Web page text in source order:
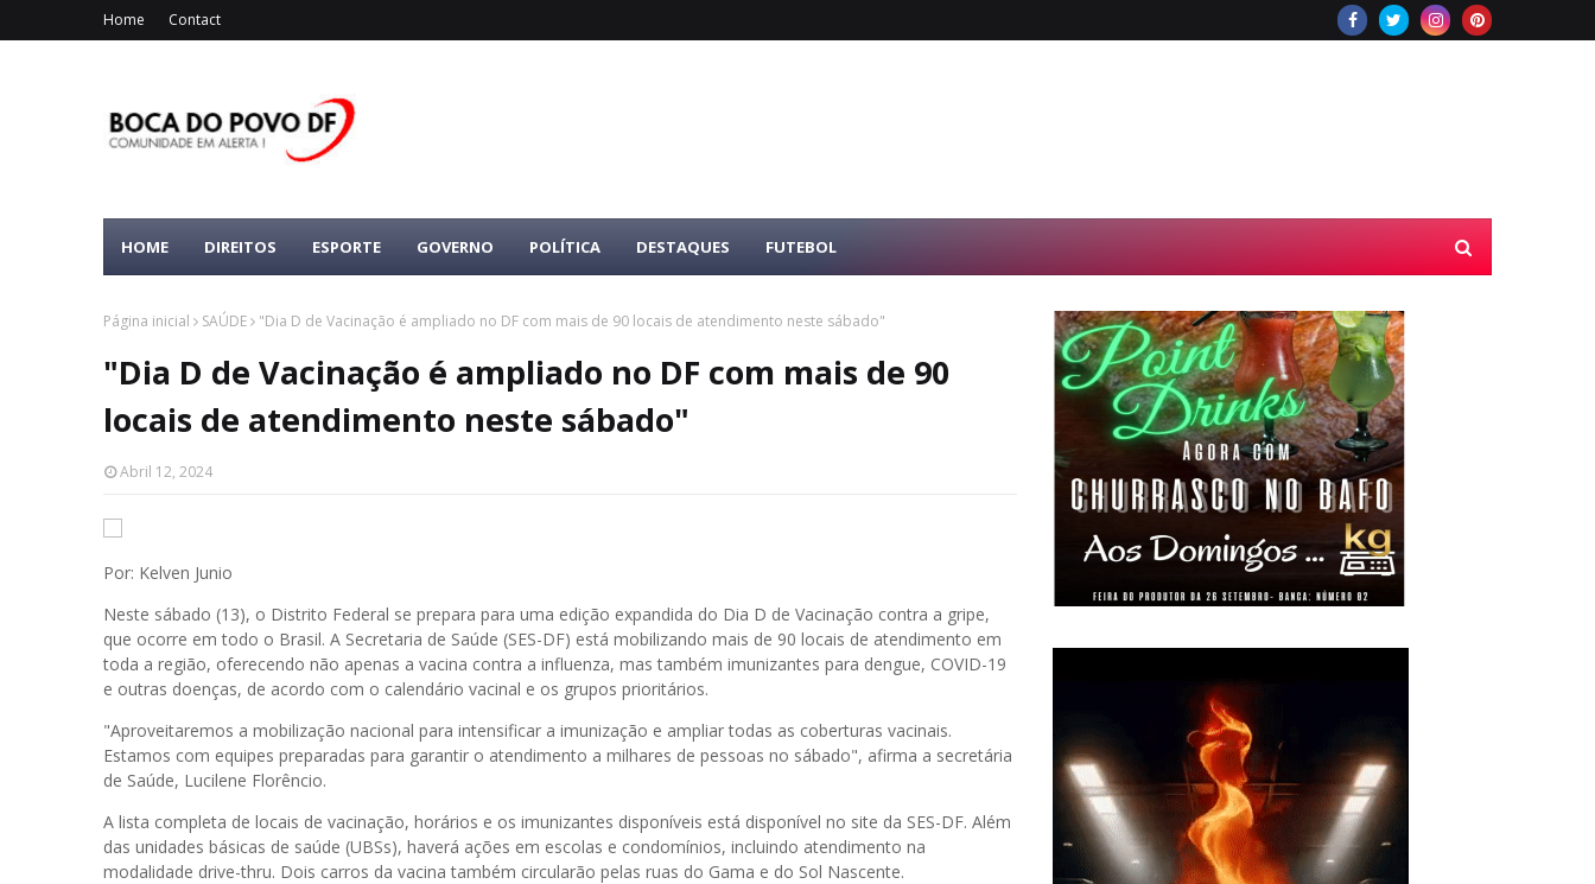
Home Contact
HOME DIREITOS ESPORTE GOVERNO POLÍTICA DESTAQUES FUTEBOL
Página inicial SAÚDE "Dia D de Vacinação é ampliado no DF com mais de 90 locais de atendimento neste sábado"
"Dia D de Vacinação é ampliado no DF com mais de 90
locais de atendimento neste sábado"
Abril 12, 2024
Por: Kelven Junio
Neste sábado (13), o Distrito Federal se prepara para uma edição expandida do Dia D de Vacinação contra a gripe,
que ocorre em todo o Brasil. A Secretaria de Saúde (SES-DF) está mobilizando mais de 90 locais de atendimento em
toda a região, oferecendo não apenas a vacina contra a influenza, mas também imunizantes para dengue, COVID-19
e outras doenças, de acordo com o calendário vacinal e os grupos prioritários.
"Aproveitaremos a mobilização nacional para intensificar a imunização e ampliar todas as coberturas vacinais.
Estamos com equipes preparadas para garantir o atendimento a milhares de pessoas no sábado", afirma a secretária
de Saúde, Lucilene Florêncio.
A lista completa de locais de vacinação, horários e os imunizantes disponíveis está disponível no site da SES-DF. Além
das unidades básicas de saúde (UBSs), haverá ações em escolas e condomínios, incluindo atendimento na
modalidade drive-thru. Dois carros da vacina também circularão pelas ruas do Gama e do Sol Nascente.